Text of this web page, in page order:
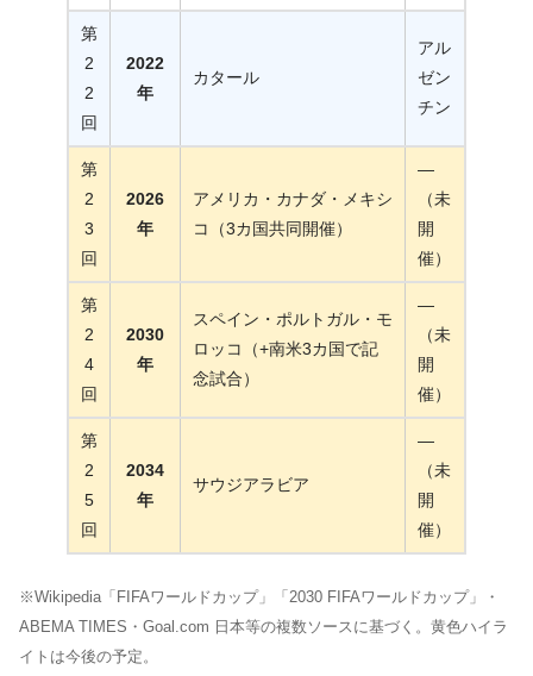
第
2
2
回
2022
年
カタール
アル
ゼン
チン
第
2
3
回
2026
年
アメリカ・カナダ・メキシ
コ（3カ国共同開催）
—
（未
開
催）
第
2
4
回
2030
年
スペイン・ポルトガル・モ
ロッコ（+南米3カ国で記
念試合）
—
（未
開
催）
第
2
5
回
2034
年
サウジアラビア
—
（未
開
催）
※Wikipedia「FIFAワールドカップ」「2030 FIFAワールドカップ」・
ABEMA TIMES・Goal.com 日本等の複数ソースに基づく。黄色ハイラ
イトは今後の予定。